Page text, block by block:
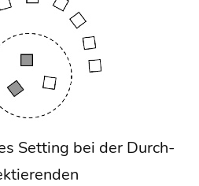
Set­ting bei der Durch­